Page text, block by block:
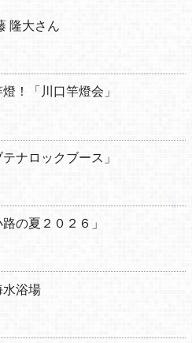
隆大さん
！「川口竿燈会」
ナロックブース」
路の夏２０２６」
水浴場